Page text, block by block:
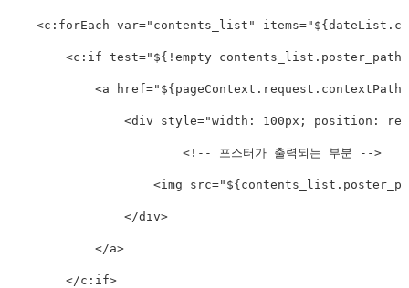
<c: forEach var=" contents_list " items="
<c: if test=" ${!empty contents_list.poster_path
<a href="
<div style="width : 100px ; position :
<!-- 포스터가 출력되는 부분 -->
<img src="
</div>
</a>
</c: if>